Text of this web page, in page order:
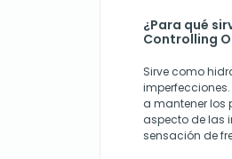
¿Para qué
Controlling
Sirve como
a mantener los
aspecto de las
sensación de